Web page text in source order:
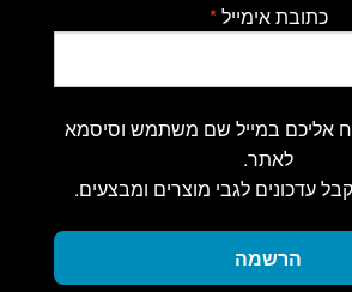
כתובת אימייל*
אליכם במייל שם משתמש וסיסמא
לאתר.
עדכונים לגבי מוצרים ומבצעים.
הרשמה